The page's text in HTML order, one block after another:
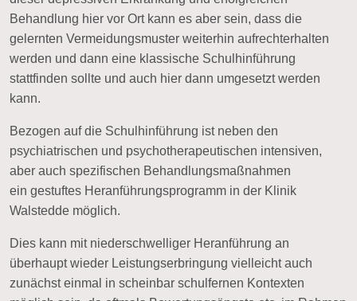
Behandlung hier vor Ort kann es aber sein, dass die
gelernten Vermeidungsmuster weiterhin aufrechterhalten
werden und dann eine klassische Schulhinführung
stattfinden sollte und auch hier dann umgesetzt werden
kann.
Bezogen auf die Schulhinführung ist neben den
psychiatrischen und psychotherapeutischen intensiven,
aber auch spezifischen Behandlungsmaßnahmen
ein gestuftes Heranführungsprogramm in der Klinik
Walstedde möglich.
Dies kann mit niederschwelliger Heranführung an
überhaupt wieder Leistungserbringung vielleicht auch
zunächst einmal in scheinbar schulfernen Kontexten